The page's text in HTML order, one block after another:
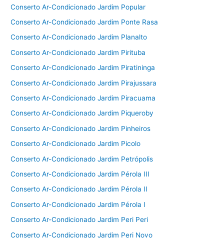
Conserto Ar-Condicionado Jardim Popular
Conserto Ar-Condicionado Jardim Ponte Rasa
Conserto Ar-Condicionado Jardim Planalto
Conserto Ar-Condicionado Jardim Pirituba
Conserto Ar-Condicionado Jardim Piratininga
Conserto Ar-Condicionado Jardim Pirajussara
Conserto Ar-Condicionado Jardim Piracuama
Conserto Ar-Condicionado Jardim Piqueroby
Conserto Ar-Condicionado Jardim Pinheiros
Conserto Ar-Condicionado Jardim Picolo
Conserto Ar-Condicionado Jardim Petrópolis
Conserto Ar-Condicionado Jardim Pérola III
Conserto Ar-Condicionado Jardim Pérola II
Conserto Ar-Condicionado Jardim Pérola I
Conserto Ar-Condicionado Jardim Peri Peri
Conserto Ar-Condicionado Jardim Peri Novo